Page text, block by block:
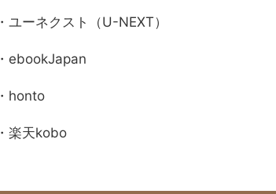
・ユーネクスト（U-NEXT）
・ebookJapan
・honto
・楽天kobo